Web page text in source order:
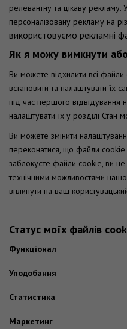
релевантну та цікаву рекламу.
персоналізовану рекламу на
використовуємо рекламні
Як я можу вимкнути
Ви можете відхилити всі
встановити та налаштувати їх
під час першого
налаштувати їх у розділі Стан
Ви можете змінити
переконатися, що файли
заблокуєте файли cookie, ви не
технічними можливостями
вплинути на ваш
Статус моїх файлів
Функціонал
Уподобання
Статистика
Маркетинг